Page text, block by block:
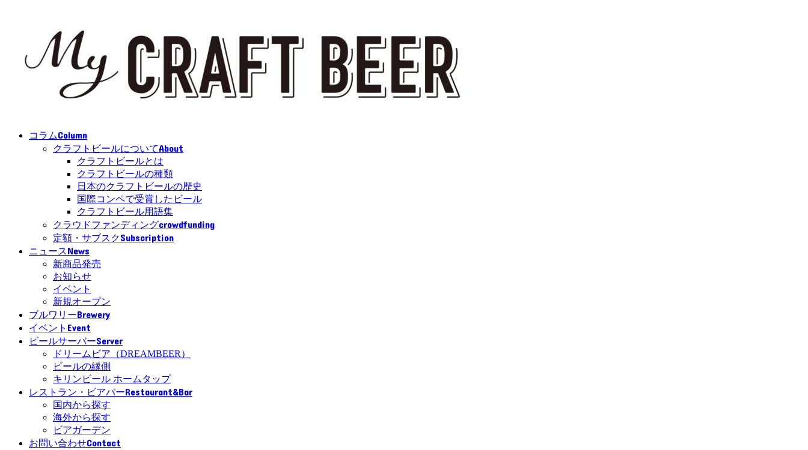
コラムColumn
クラフトビールについてAbout
クラフトビールとは
クラフトビールの種類
日本のクラフトビールの歴史
国際コンペで受賞したビール
クラフトビール用語集
クラウドファンディングcrowdfunding
定額・サブスクSubscription
ニュースNews
新商品発売
お知らせ
イベント
新規オープン
ブルワリーBrewery
イベント Event
ビールサーバーServer
ドリームビア（DREAMBEER）
ビールの縁側
キリンビール ホームタップ
レストラン・ビアバーRestaurant&Bar
国内から探す
海外から探す
ビアガーデン
お問い合わせContact